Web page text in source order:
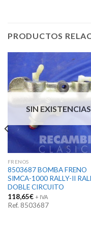
PRODUCTOS
SIN EXISTENCIAS
FRENOS
8503687 BOMBA FRENO
SIMCA-1000 RALLY-II
DOBLE CIRCUITO
118,65€ + IVA
Ref. 8503687